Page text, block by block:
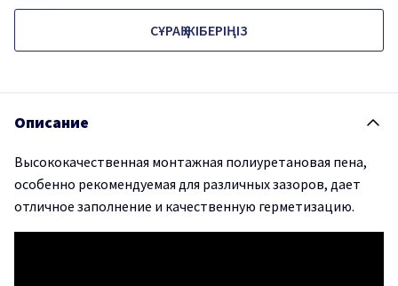
СҰРАҚ ЖІБЕРІҢІЗ
Описание
Высококачественная монтажная полиуретановая пена,
особенно рекомендуемая для различных зазоров, дает
отличное заполнение и качественную герметизацию.